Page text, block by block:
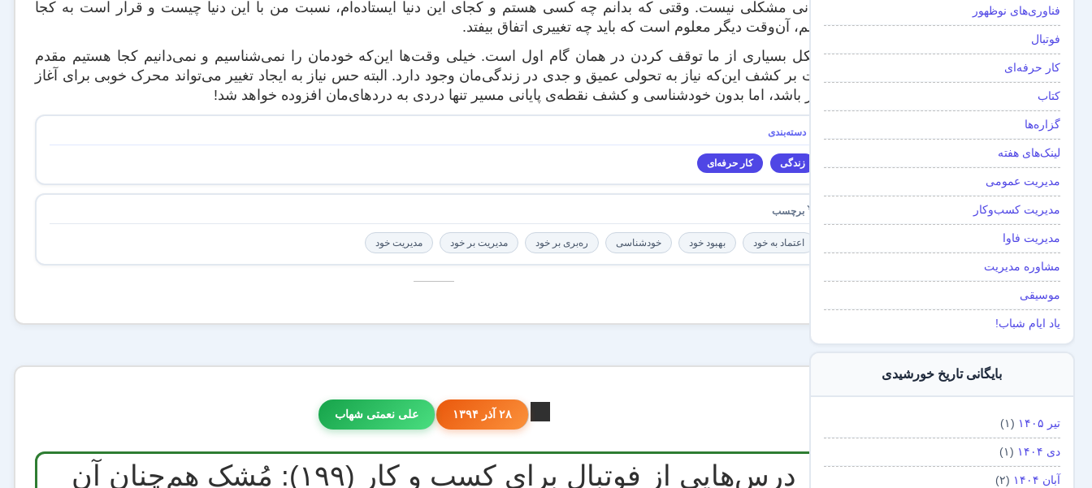
چندانی مشکلی نیست. وقتی که بدانم چه کسی هستم و کجای این دنیا ایستاده‌ام، نسبت من با این دنیا چیست و قرار است به کجا
برسم، آن‌وقت دیگر معلوم است که باید چه تغییری اتفاق بیفتد.
مشکل بسیاری از ما توقف کردن در همان گام اول است. خیلی وقت‌ها این‌که خودمان را نمی‌شناسیم و نمی‌دانیم کجا هستیم مقدم
است بر کشف این‌که نیاز به تحولی عمیق و جدی در زندگی‌مان وجود دارد. البته حس نیاز به ایجاد تغییر می‌تواند محرک خوبی برای آغاز
تغییر باشد، اما بدون خودشناسی و کشف نقطه‌ی پایانی مسیر تنها دردی به دردهای‌مان افزوده خواهد شد!
زندگی کار حرفه‌ای
اعتماد به خود بهبود خود خودشناسی ره‌بری بر خود مدیریت بر خود مدیریت خود
۲۸ آذر ۱۳۹۴ علی نعمتی شهاب
درس‌هایی از فوتبال برای کسب و کار (۱۹۹): مُشک هم‌چنان آن
فناوری‌های نوظهور
فوتبال
کار حرفه‌ای
کتاب
گزاره‌ها
لینک‌های هفته
مدیریت عمومی
مدیریت کسب‌و‌کار
مدیریت فاوا
مشاوره مدیریت
موسیقی
یاد ایام شباب!
بایگانی تاریخ خورشیدی
تیر ۱۴۰۵ (۱)
دی ۱۴۰۴ (۱)
آبان ۱۴۰۴ (۲)